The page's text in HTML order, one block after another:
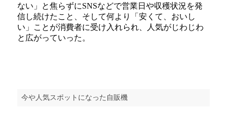
ない」と焦らずにSNSなどで営業日や収穫状況を発
信し続けたこと、そして何より「安くて、おいし
い」ことが消費者に受け入れられ、人気がじわじわ
と広がっていった。
今や人気スポットになった自販機